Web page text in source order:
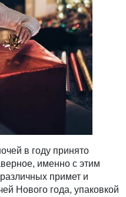
в году принято
именно с этим
примет и
Нового года, упаковкой